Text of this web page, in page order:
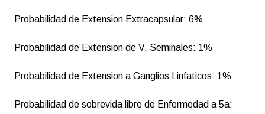
Probabilidad de Extension Extracapsular: 6%
Probabilidad de Extension de V. Seminales: 1%
Probabilidad de Extension a Ganglios Linfaticos: 1%
Probabilidad de sobrevida libre de Enfermedad a 5a: